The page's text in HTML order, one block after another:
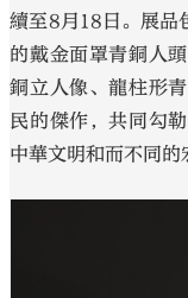
續至8月18日。展品
的戴金面罩青銅人
銅立人像、龍柱形
民的傑作，共同勾
中華文明和而不同的